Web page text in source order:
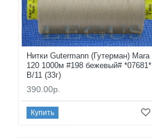
Нитки Gutermann (Гутерман) Mara
120 1000м #198 бежевый# *07681*
B/11 (33г)
390.00р.
Купить